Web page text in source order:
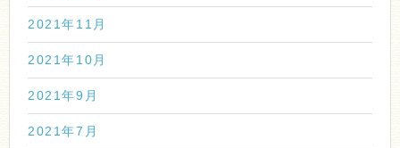
2021年11月
2021年10月
2021年9月
2021年7月